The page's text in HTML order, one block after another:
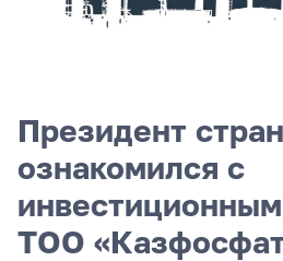
Президент
ознакомился с
ТОО